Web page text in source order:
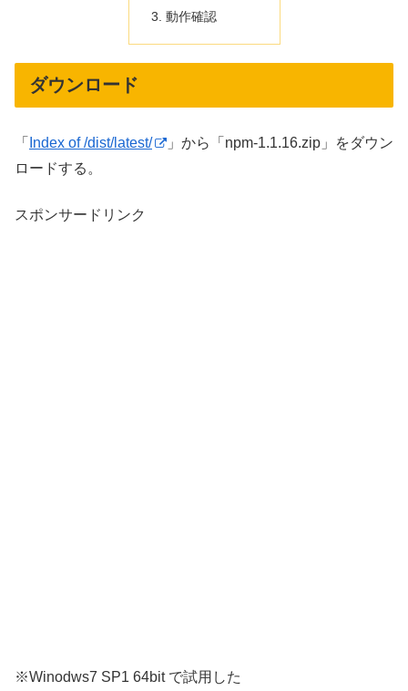
動作確認
ダウンロード
「 Index of /dist/latest/
」から「npm-1.1.16.zip」をダウン
ロードする。
スポンサードリンク
※Winodws7 SP1 64bit で試用した